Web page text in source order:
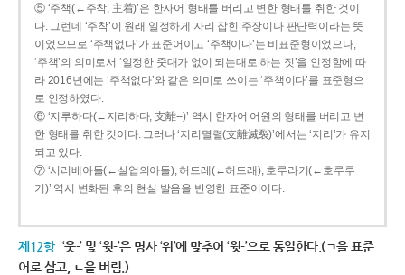
⑤ ‘주책(←주착, 主着)’은 한자어 형태를 버리고 변한 형태를 취한 것이
다. 그런데 ‘주착’이 원래 일정하게 자리 잡힌 주장이나 판단력이라는 뜻
이었으므로 ‘주책없다’가 표준어이고 ‘주책이다’는 비표준형이었으나,
‘주책’의 의미로서 ‘일정한 줏대가 없이 되는대로 하는 짓’을 인정함에 따
라 2016년에는 ‘주책없다’와 같은 의미로 쓰이는 ‘주책이다’를 표준형으
로 인정하였다.
⑥ ‘지루하다(←지리하다, 支離--)’ 역시 한자어 어원의 형태를 버리고 변
한 형태를 취한 것이다. 그러나 ‘지리멸렬(支離滅裂)’에서는 ‘지리’가 유지
되고 있다.
⑦ ‘시러베아들(←실업의아들), 허드레(←허드래), 호루라기(←호루루
기)’ 역시 변화된 후의 현실 발음을 반영한 표준어이다.
제12항 ‘웃-’ 및 ‘윗-’은 명사 ‘위’에 맞추어 ‘윗-’으로 통일한다.(ㄱ을 표준
어로 삼고, ㄴ을 버림.)